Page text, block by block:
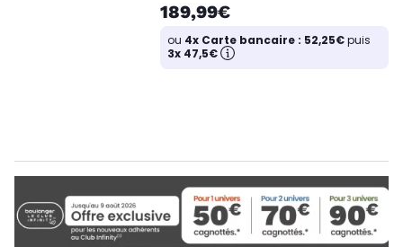
189,99€
ou 4x Carte bancaire : 52,25€puis
3x 47,5€